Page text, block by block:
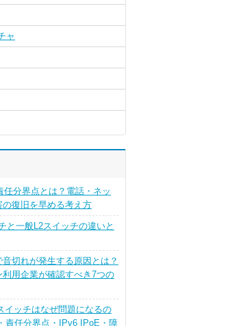
ャ
任分界点とは？電話・ネッ
の復旧を早める考え方
と一般L2スイッチの違いと
切れが発生する原因とは？
利用企業が確認すべき7つの
イッチはなぜ問題になるの
責任分界点・IPv6 IPoE・障